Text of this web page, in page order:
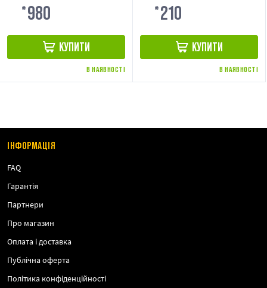
₴ 980
КУПИТИ
В НАЯВНОСТІ
₴ 210
КУПИТИ
В НАЯВНОСТІ
ІНФОРМАЦІЯ
FAQ
Гарантія
Партнери
Про магазин
Оплата і доставка
Публічна оферта
Політика конфіденційності